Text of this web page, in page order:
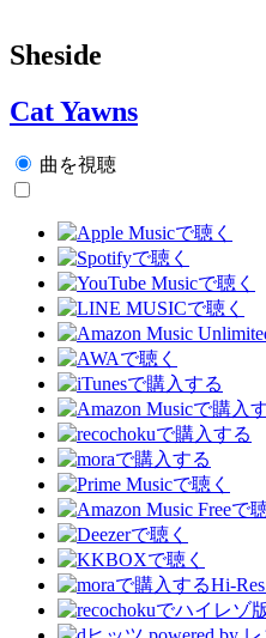
Sheside
Cat Yawns
曲を視聴
Hi-Res